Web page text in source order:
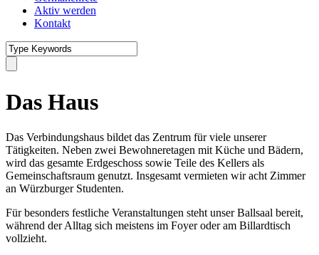
Aktiv werden
Kontakt
Das Haus
Das Verbindungshaus bildet das Zentrum für viele unserer
Tätigkeiten. Neben zwei Bewohneretagen mit Küche und Bädern,
wird das gesamte Erdgeschoss sowie Teile des Kellers als
Gemeinschaftsraum genutzt. Insgesamt vermieten wir acht Zimmer
an Würzburger Studenten.
Für besonders festliche Veranstaltungen steht unser Ballsaal bereit,
während der Alltag sich meistens im Foyer oder am Billardtisch
vollzieht.